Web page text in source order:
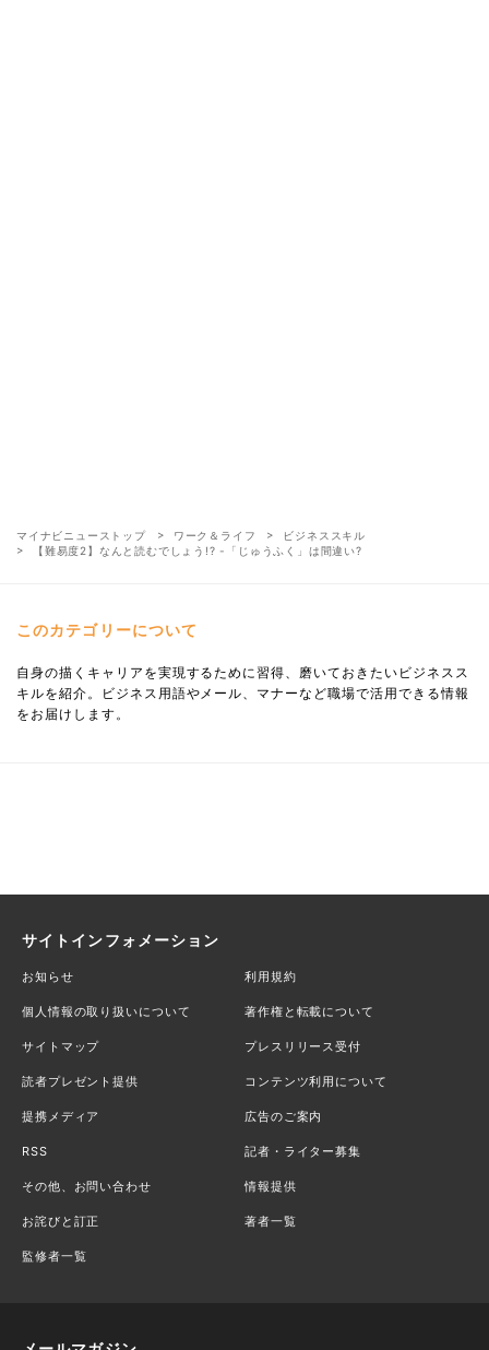
マイナビニューストップ ワーク＆ライフ
ビジネススキル
【難易度2】なんと読むでしょう!? -「じゅうふく」は間違い?
このカテゴリーについて
自身の描くキャリアを実現するために習得、磨いておきたいビジネスス
キルを紹介。ビジネス用語やメール、マナーなど職場で活用できる情報
をお届けします。
サイトインフォメーション
お知らせ 利用規約
個人情報の取り扱いについて 著作権と転載について
サイトマップ プレスリリース受付
読者プレゼント提供 コンテンツ利用について
提携メディア 広告のご案内
RSS 記者・ライター募集
その他、お問い合わせ 情報提供
お詫びと訂正 著者一覧
監修者一覧